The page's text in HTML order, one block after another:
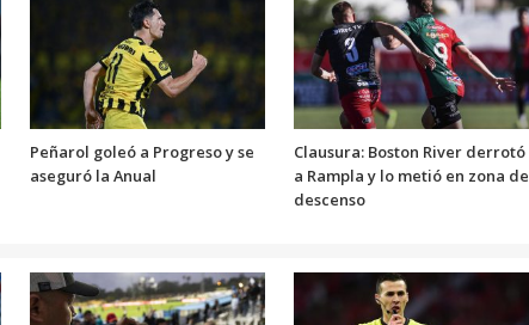
Peñarol goleó a Progreso y se
aseguró la Anual
Clausura: Boston River derrotó
a Rampla y lo metió en zona de
descenso